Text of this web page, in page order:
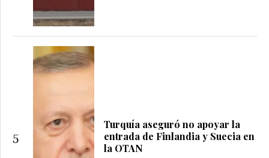
5
Turquía aseguró no apoyar la
entrada de Finlandia y Suecia en
la OTAN